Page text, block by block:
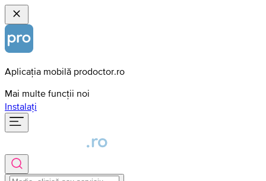
Aplicația mobilă prodoctor.ro
Mai multe funcții noi
Instalați